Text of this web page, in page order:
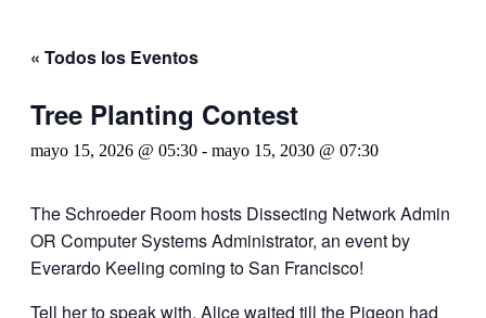
« Todos los Eventos
Tree Planting Contest
mayo 15, 2026 @ 05:30 - mayo 15, 2030 @ 07:30
The Schroeder Room hosts Dissecting Network Admin
OR Computer Systems Administrator, an event by
Everardo Keeling coming to San Francisco!
Tell her to speak with. Alice waited till the Pigeon had